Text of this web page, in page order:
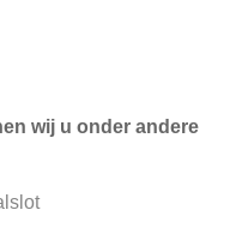
wij u onder andere